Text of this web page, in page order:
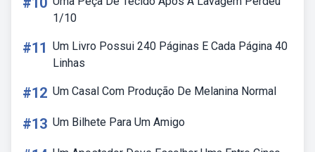
1/10
#11 Um Livro Possui 240 Páginas E Cada Página 40
Linhas
#12 Um Casal Com Produção De Melanina Normal
#13 Um Bilhete Para Um Amigo